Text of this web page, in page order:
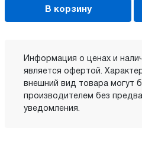
В корзину
Информация о ценах и
является офертой.
внешний вид товара могут
производителем без
уведомления.